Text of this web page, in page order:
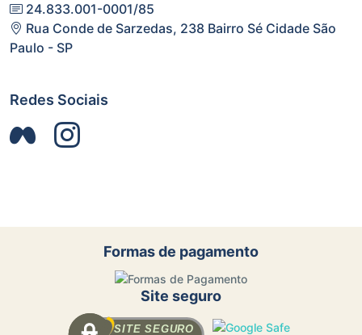
24.833.001-0001/85
Rua Conde de Sarzedas, 238 Bairro Sé Cidade São
Paulo - SP
Redes Sociais
Formas de pagamento
Site seguro
SITE SEGURO